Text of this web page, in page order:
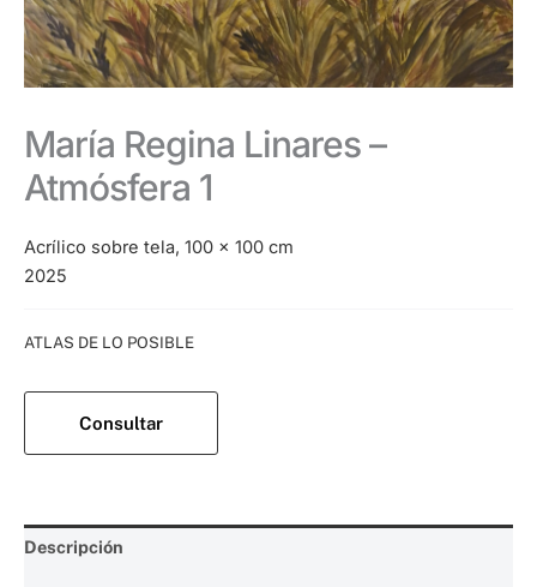
María Regina Linares –
Atmósfera 1
Acrílico sobre tela, 100 x 100 cm
2025
ATLAS DE LO POSIBLE
Consultar
Descripción